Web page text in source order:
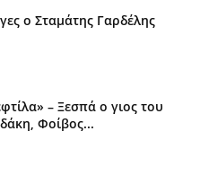
ο Σταμάτης Γαρδέλης
– Ξεσπά ο γιος του
Φοίβος...